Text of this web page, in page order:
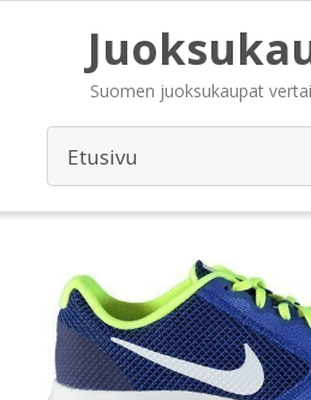
Suomen juoksukaupat